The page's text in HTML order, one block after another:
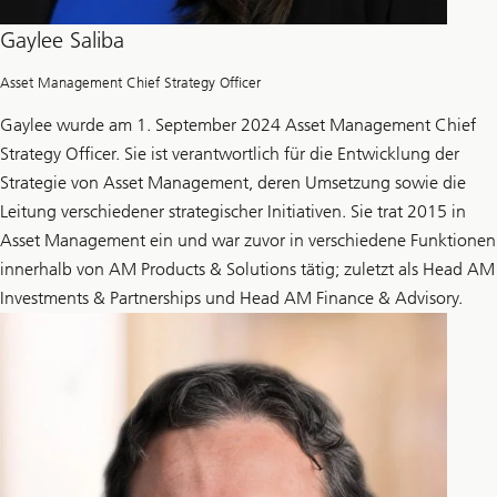
Gaylee Saliba
Asset Management Chief Strategy Officer
Gaylee wurde am 1. September 2024 Asset Management Chief
Strategy Officer. Sie ist verantwortlich für die Entwicklung der
Strategie von Asset Management, deren Umsetzung sowie die
Leitung verschiedener strategischer Initiativen. Sie trat 2015 in
Asset Management ein und war zuvor in verschiedene Funktionen
innerhalb von AM Products & Solutions tätig; zuletzt als Head AM
Investments & Partnerships und Head AM Finance & Advisory.